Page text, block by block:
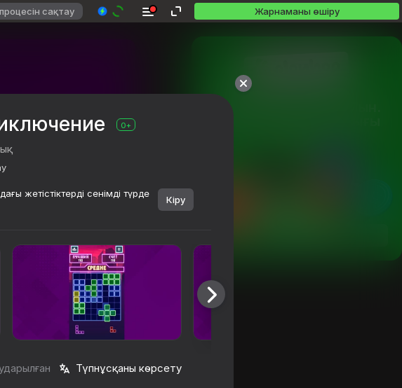
сақтау Жарнаманы өшіру
10,000-нан астам ойын.
0+
жетістіктерді сенімді түрде
Кіру
Түпнұсқаны көрсету